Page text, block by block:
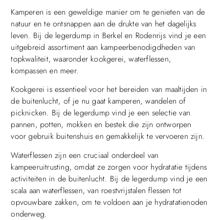
Kamperen is een geweldige manier om te genieten van de
natuur en te ontsnappen aan de drukte van het dagelijks
leven. Bij de legerdump in Berkel en Rodenrijs vind je een
uitgebreid assortiment aan kampeerbenodigdheden van
topkwaliteit, waaronder kookgerei, waterflessen,
kompassen en meer.
Kookgerei is essentieel voor het bereiden van maaltijden in
de buitenlucht, of je nu gaat kamperen, wandelen of
picknicken. Bij de legerdump vind je een selectie van
pannen, potten, mokken en bestek die zijn ontworpen
voor gebruik buitenshuis en gemakkelijk te vervoeren zijn.
Waterflessen zijn een cruciaal onderdeel van
kampeeruitrusting, omdat ze zorgen voor hydratatie tijdens
activiteiten in de buitenlucht. Bij de legerdump vind je een
scala aan waterflessen, van roestvrijstalen flessen tot
opvouwbare zakken, om te voldoen aan je hydratatienoden
onderweg.